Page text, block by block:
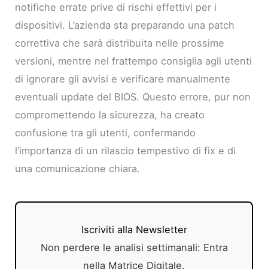
notifiche errate prive di rischi effettivi per i
dispositivi. L’azienda sta preparando una patch
correttiva che sarà distribuita nelle prossime
versioni, mentre nel frattempo consiglia agli utenti
di ignorare gli avvisi e verificare manualmente
eventuali update del BIOS. Questo errore, pur non
compromettendo la sicurezza, ha creato
confusione tra gli utenti, confermando
l’importanza di un rilascio tempestivo di fix e di
una comunicazione chiara.
Iscriviti alla Newsletter
Non perdere le analisi settimanali: Entra
nella Matrice Digitale.